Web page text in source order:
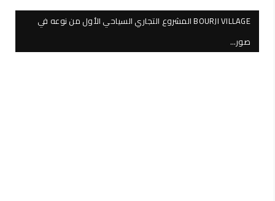
BOURJI VILLAGE المشروع التجاري السياحي الأول من نوعه في
صور…